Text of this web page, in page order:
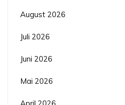
August 2026
Juli 2026
Juni 2026
Mai 2026